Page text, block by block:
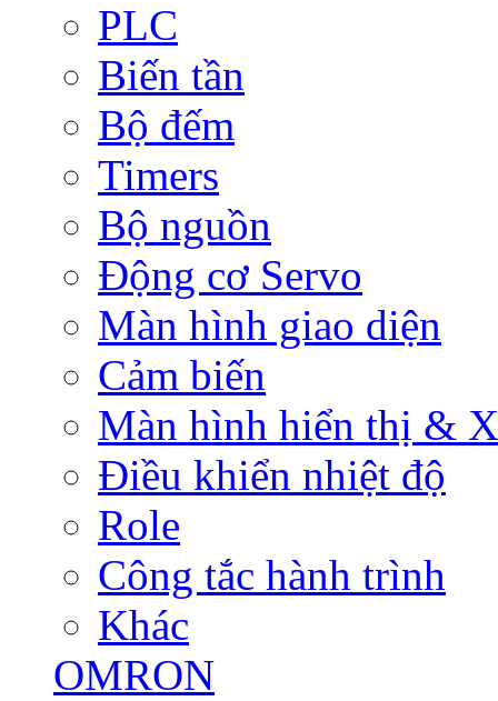
PLC
Biến tần
Bộ đếm
Timers
Bộ nguồn
Động cơ Servo
Màn hình giao diện
Cảm biến
Màn hình hiển thị &
Điều khiển nhiệt độ
Role
Công tắc hành trình
Khác
OMRON